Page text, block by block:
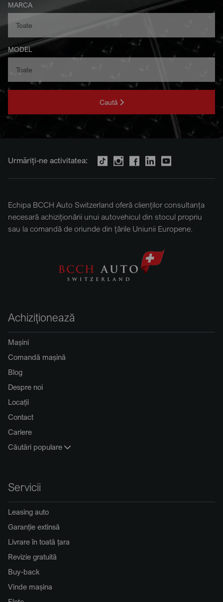
MARCA
MODEL
Caută
Urmăriți-ne activitatea:
Echipa BCCH Auto Switzerland oferă clienților consultanța
necesară achiziționării unui autovehicul din stocul propriu
sau la comandă de oriunde din țările Uniunii Europene.
Achiziționează
Mașini
Comandă mașină
Blog
Despre noi
Locații
Contact
Cariere
Căutări populare
Servicii
Leasing auto
Garanție extinsă
Livrare în toată țara
Revizie gratuită
Buy-back
Vinde mașina